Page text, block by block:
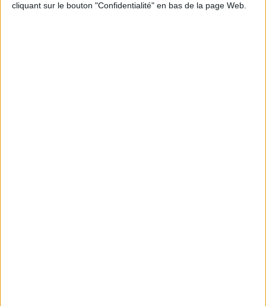
cliquant sur le bouton "Confidentialité" en bas de la page Web.